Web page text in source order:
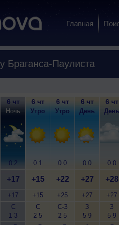
Главная
Браганса-Паулиста
6 чт
Ночь
0.2
+17
+17
С
1-3
6 чт
Утро
0.1
+15
+15
С
2-5
6 чт
Утро
0.0
+22
+25
С-З
2-5
6 чт
День
0.0
+27
+27
З
5-9
6 чт
День
0.0
+28
+27
З
5-9